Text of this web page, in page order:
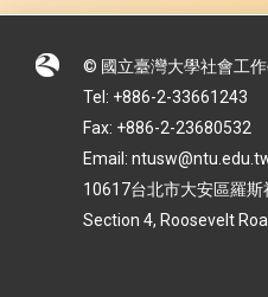
© 國立臺灣大學社會工
Tel: +886-2-33661243
Fax: +886-2-23680532
Email:
10617台北市大安區羅斯
Section 4, Roosevelt